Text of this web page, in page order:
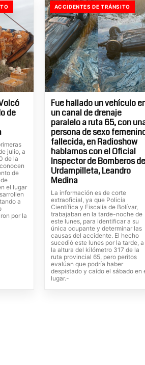
de
julio, a
de la
de
el lugar
a
por la
ACCIDENTES DE TRÁNSITO
Fue hallado un vehículo
un canal de drenaje
paralelo a ruta 65, con
persona de sexo
fallecida, en Radioshow
hablamos con el Oficial
Inspector de Bomberos de
Urdampilleta, Leandro
Medina
La información es de corte
extraoficial, ya que Policía
Científica y Fiscalía de Bolívar,
trabajaban en la tarde-noche de
este lunes, para identificar a su
única ocupante y determinar las
causas del accidente. El hecho
sucedió este lunes por la tarde, a
la altura del kilómetro 317 de la
ruta provincial 65, pero peritos
evalúan que podría haber
despistado y caído el sábado en
lugar.-